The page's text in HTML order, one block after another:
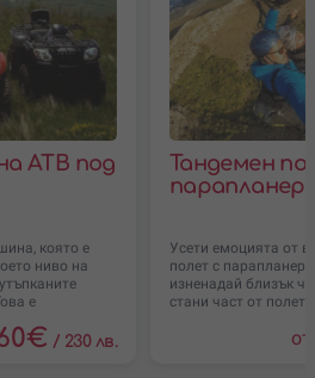
АТВ под
която е
ниво на
е
€ / 230 лв.
Тандемен
парапланер
Усети емоцията от
полет с парапланер
изненадай близък
стани част от
от